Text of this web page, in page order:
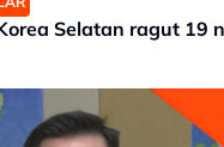
Selatan ragut 19